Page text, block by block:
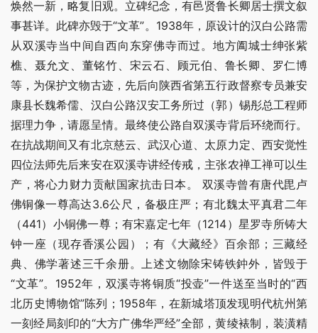
焕然一新，略复旧观。立碑纪念，有邑贤鲁长卿居士撰文叙
事甚详。此碑亦毁于“文革”。1938年，原设计的汉白公路需
从双溪寺当中间自西向东穿佛寺而过。地方阖城士绅张紫
樵、聂允文、董铭竹、宋云石、顾元伯、鲁长卿、罗仁博
等，为保护文物古迹，先后向陕西省第五行政督察专员兼安
康县长魏希儒、汉白公路汉安工务所过（郭）锡彤总工程师
据理力争，请愿呈情。最终使公路自双溪寺背后环绕而行。
在抗战期间又有北京慈云、武汉心道、太原力定、西安觉性
四位法师先后来安在双溪寺讲经传戒，主张农禅工禅可以生
产，将心力财力贡献国家抗击日本。 双溪寺曾有唐代毘卢
佛铜像一尊高达3.6公尺，备极庄严；有北魏太平真君二年
（441）小铜佛一尊；有宋嘉定七年（1214）星罗寺所铸大
钟一座（现存香溪公园）；有《大藏经》百余部；三藏经
典、佛学著述三千余册。上述文物除宋铸铁鈡外，皆毁于
“文革”。1952年，双溪寺将铜质“投壶”一件送至当时的“西
北历史博物馆”陈列；1958年，在新城塔顶发现明代杭州第
一刻经局刻印的“大方广佛华严经”全部，黄绫裱制，装潢精